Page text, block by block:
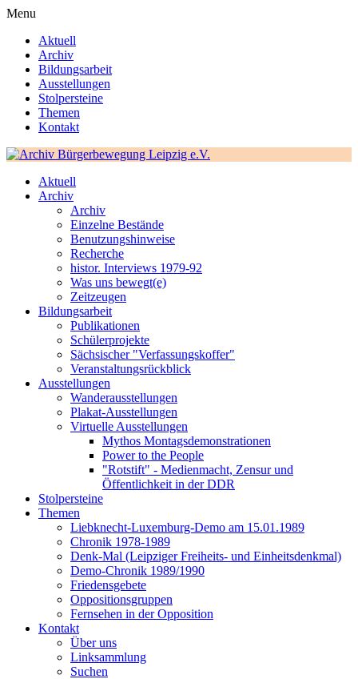
Menu
Aktuell
Archiv
Bildungsarbeit
Ausstellungen
Stolpersteine
Themen
Kontakt
Aktuell
Archiv
Archiv
Einzelne Bestände
Benutzungshinweise
Recherche
histor. Interviews 1979-92
Was uns bewegt(e)
Zeitzeugen
Bildungsarbeit
Publikationen
Schülerprojekte
Sächsischer "Verfassungskoffer"
Veranstaltungsrückblick
Ausstellungen
Wanderausstellungen
Plakat-Ausstellungen
Virtuelle Ausstellungen
Mythos Montagsdemonstrationen
Power to the People
"Rotstift" - Medienmacht, Zensur und
Öffentlichkeit in der DDR
Stolpersteine
Themen
Liebknecht-Luxemburg-Demo am 15.01.1989
Chronik 1978-1989
Denk-Mal (Leipziger Freiheits- und Einheitsdenkmal)
Demo-Chronik 1989/1990
Friedensgebete
Oppositionsgruppen
Fernsehen in der Opposition
Kontakt
Über uns
Linksammlung
Suchen